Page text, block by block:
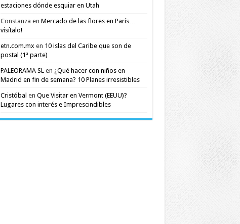
estaciones dónde esquiar en Utah
Constanza en Mercado de las flores en París…
visítalo!
etn.com.mx en 10 islas del Caribe que son de
postal (1ª parte)
PALEORAMA SLen ¿Qué hacer con niños en
Madrid en fin de semana? 10 Planes irresistibles
Cristóbal en Que Visitar en Vermont (EEUU)?
Lugares con interés e Imprescindibles